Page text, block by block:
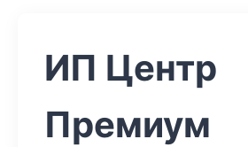
ИП Центр
Премиум